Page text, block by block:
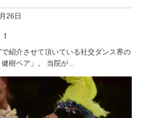
26日
紹介させて頂いている社交ダンス界の
樹ペア」。 当院が...